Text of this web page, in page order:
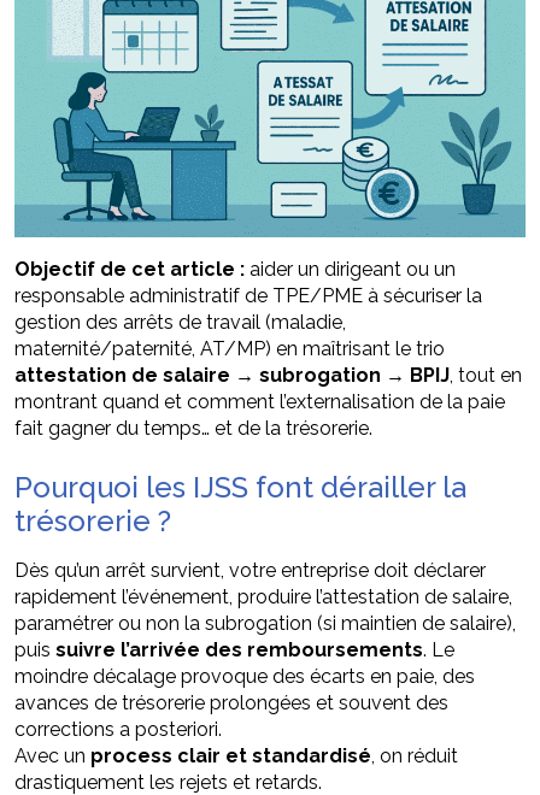
Objectif de cet article : aider un dirigeant ou un
responsable administratif de TPE/PME à sécuriser la
gestion des arrêts de travail (maladie,
maternité/paternité, AT/MP) en maîtrisant le trio
attestation de salaire → subrogation → BPIJ , tout en
montrant quand et comment l’externalisation de la paie
fait gagner du temps… et de la trésorerie.
Pourquoi les IJSS font dérailler la
trésorerie ?
Dès qu’un arrêt survient, votre entreprise doit déclarer
rapidement l’événement, produire l’attestation de salaire,
paramétrer ou non la subrogation (si maintien de salaire),
puis suivre l’arrivée des remboursements. Le
moindre décalage provoque des écarts en paie, des
avances de trésorerie prolongées et souvent des
corrections a posteriori.
Avec un process clair et standardisé , on réduit
drastiquement les rejets et retards.